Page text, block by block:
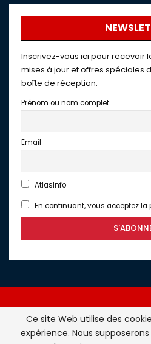
Inscrivez-vous ici pour recevoir
mises à jour et offres spéciales
boîte de réception.
Prénom ou nom complet
Email
AtlasInfo
En continuant, vous acceptez
Atlasinfo.fr : l'essentiel de
Ce site Web utilise des
expérience. Nous